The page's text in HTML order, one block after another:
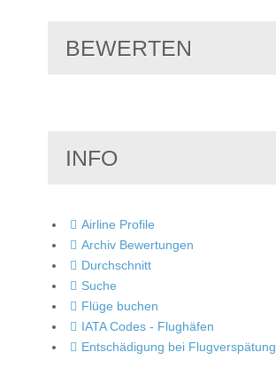
BEWERTEN
INFO
Airline Profile
Archiv Bewertungen
Durchschnitt
Suche
Flüge buchen
IATA Codes - Flughäfen
Entschädigung bei Flugverspätung